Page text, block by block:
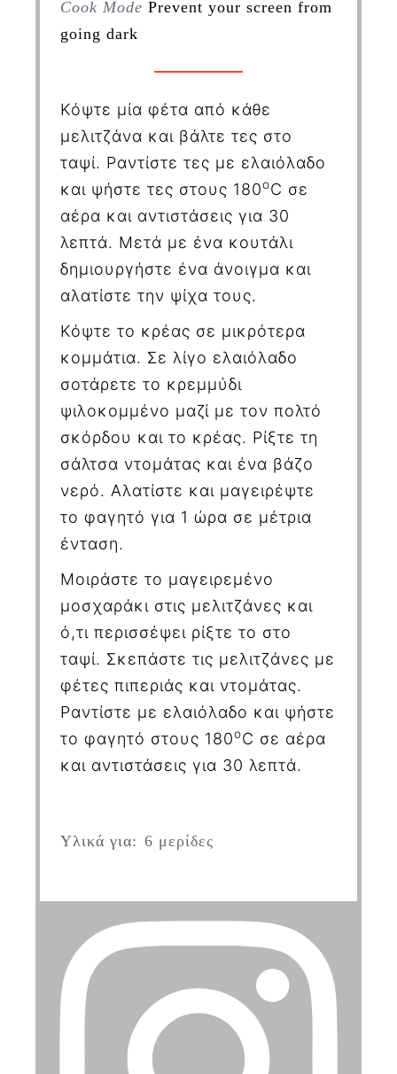
Cook Mode Prevent your screen from
going dark
Κόψτε μία φέτα από κάθε
μελιτζάνα και βάλτε τες στο
ταψί. Ραντίστε τες με ελαιόλαδο
και ψήστε τες στους 180οC σε
αέρα και αντιστάσεις για 30
λεπτά. Μετά με ένα κουτάλι
δημιουργήστε ένα άνοιγμα και
αλατίστε την ψίχα τους.
Κόψτε το κρέας σε μικρότερα
κομμάτια. Σε λίγο ελαιόλαδο
σοτάρετε το κρεμμύδι
ψιλοκομμένο μαζί με τον πολτό
σκόρδου και το κρέας. Ρίξτε τη
σάλτσα ντομάτας και ένα βάζο
νερό. Αλατίστε και μαγειρέψτε
το φαγητό για 1 ώρα σε μέτρια
ένταση.
Μοιράστε το μαγειρεμένο
μοσχαράκι στις μελιτζάνες και
ό,τι περισσέψει ρίξτε το στο
ταψί. Σκεπάστε τις μελιτζάνες με
φέτες πιπεριάς και ντομάτας.
Ραντίστε με ελαιόλαδο και ψήστε
το φαγητό στους 180οC σε αέρα
και αντιστάσεις για 30 λεπτά.
Υλικά για: 6 μερίδες